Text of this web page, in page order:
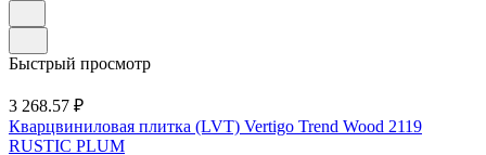
Быстрый просмотр
3 268.57 ₽
Кварцвиниловая плитка (LVT) Vertigo Trend Wood 2119
RUSTIC PLUM